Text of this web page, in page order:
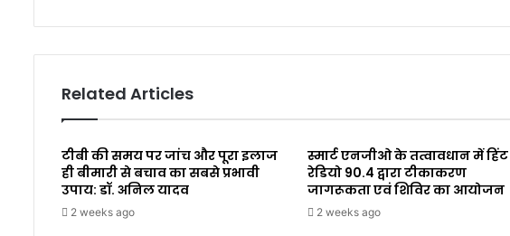
Related Articles
टीबी की समय पर जांच और पूरा इलाज
ही बीमारी से बचाव का सबसे प्रभावी
उपाय: डॉ. अनिल यादव
2 weeks ago
स्मार्ट एनजीओ के तत्वावधान में हिंट
रेडियो 90.4 द्वारा टीकाकरण
जागरूकता एवं शिविर का आयोजन
2 weeks ago